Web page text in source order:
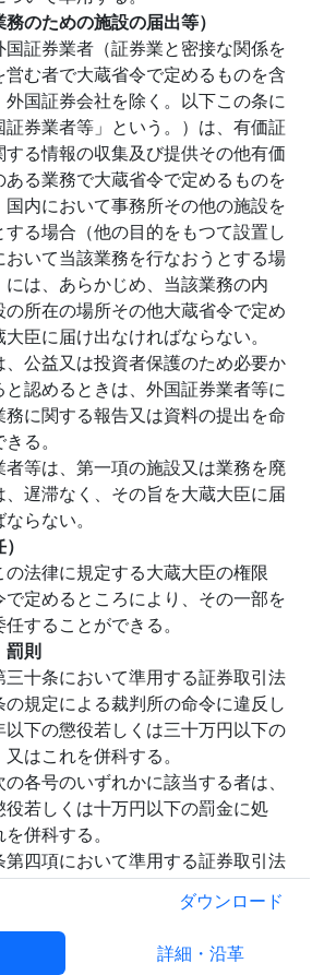
務のための施設の届出等）
国証券業者（証券業と密接な関係を
む者で大蔵省令で定めるものを含
国証券会社を除く。以下この条に
証券業者等」という。）は、有価証
する情報の収集及び提供その他有価
る業務で大蔵省令で定めるものを
内において事務所その他の施設を
る場合（他の目的をもつて設置し
おいて当該業務を行なおうとする場
は、あらかじめ、当該業務の内
所在の場所その他大蔵省令で定め
臣に届け出なければならない。
、公益又は投資者保護のため必要か
認めるときは、外国証券業者等に
務に関する報告又は資料の提出を命
る。
者等は、第一項の施設又は業務を廃
遅滞なく、その旨を大蔵大臣に届
らない。
の法律に規定する大蔵大臣の権限
で定めるところにより、その一部を
することができる。
則
三十条において準用する証券取引法
規定による裁判所の命令に違反し
以下の懲役若しくは三十万円以下の
はこれを併科する。
の各号のいずれかに該当する者は、
役若しくは十万円以下の罰金に処
併科する。
第四項において準用する証券取引法
条第一項の規定により附した条件に
四項の規定に違反した者
の規定に違反した者
ダウンロード
詳細・沿革